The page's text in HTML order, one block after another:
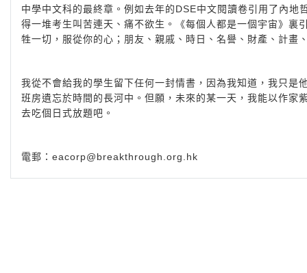
中學中文科的最終章。例如去年的DSE中文閱讀卷引用了內
得一堆考生叫苦連天、痛不欲生。《每個人都是一個宇宙》
牲一切，服從你的心；朋友、親戚、時日、名譽、財產、計畫
我從不會給我的學生留下任何一封情書，因為我知道，我只
班房遺忘於時間的長河中。但願，未來的某一天，我能以作
去吃個日式放題吧。
電郵： eacorp@breakthrough.org.hk